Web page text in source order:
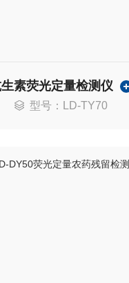
素荧光定量检测仪
型号：LD-TY70